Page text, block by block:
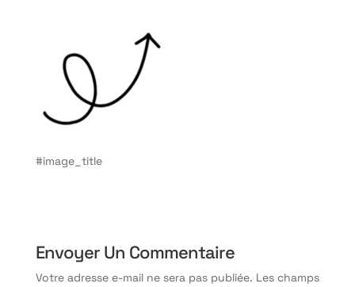
#image_title
Envoyer Un Commentaire
Votre adresse e-mail ne sera pas publiée. Les champs